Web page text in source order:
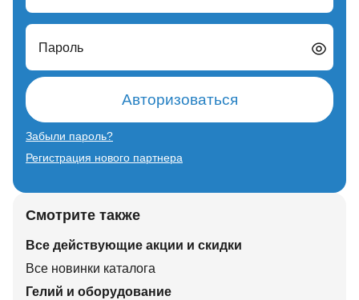
Пароль
Авторизоваться
Забыли пароль?
Регистрация нового партнера
Смотрите также
Все действующие акции и скидки
Все новинки каталога
Гелий и оборудование